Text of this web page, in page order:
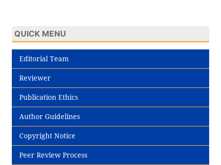
QUICK MENU
Editorial Team
Reviewer
Publication Ethics
Author Guidelines
Copyright Notice
Peer Review Process